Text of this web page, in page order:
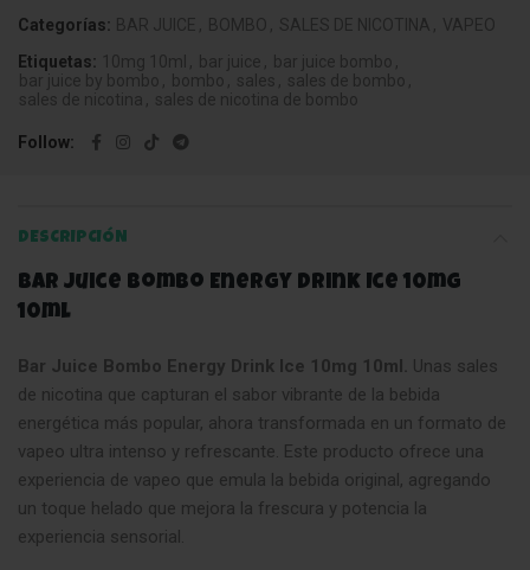
Categorías: BAR JUICE , BOMBO , SALES DE NICOTINA , VAPEO
Etiquetas:
10mg 10ml , bar juice , bar juice bombo ,
bar juice by bombo , bombo , sales , sales de bombo ,
sales de nicotina , sales de nicotina de bombo
Follow
DESCRIPCIÓN
Bar Juice Bombo Energy Drink Ice 10mg
10ml
Bar Juice Bombo Energy Drink Ice 10mg 10ml. Unas sales
de nicotina que capturan el sabor vibrante de la bebida
energética más popular, ahora transformada en un formato de
vapeo ultra intenso y refrescante. Este producto ofrece una
experiencia de vapeo que emula la bebida original, agregando
un toque helado que mejora la frescura y potencia la
experiencia sensorial.